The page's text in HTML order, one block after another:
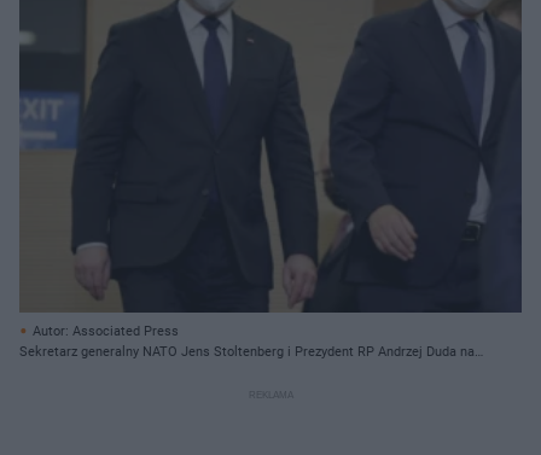
Autor: Associated Press
Sekretarz generalny NATO Jens Stoltenberg i Prezydent RP Andrzej Duda na